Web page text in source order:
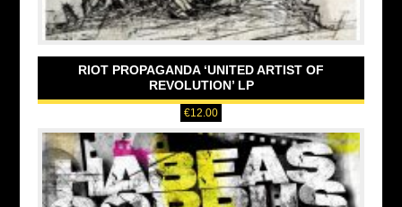
RIOT PROPAGANDA ‘UNITED ARTIST OF
REVOLUTION’ LP
€12.00